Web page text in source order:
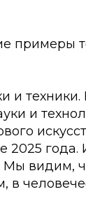
примеры
и
и
2025 года.
видим,
в